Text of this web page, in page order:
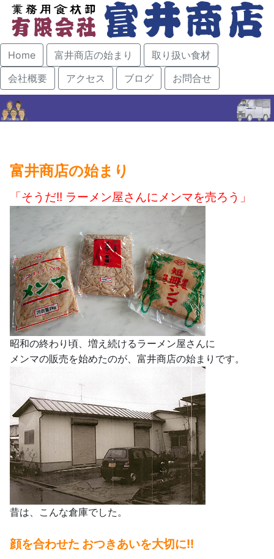
Home 富井商店の始まり
取り扱い食材
会社概要
アクセス ブログ お問合せ
富井商店の始まり
「そうだ!! ラーメン屋さんにメンマを売ろう」
昭和の終わり頃、増え続けるラーメン屋さんに
メンマの販売を始めたのが、富井商店の始まりです。
昔は、こんな倉庫でした。
顔を合わせた おつきあいを大切に!!